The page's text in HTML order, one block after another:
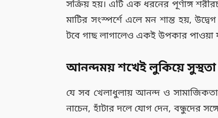
সক্রিয় হয়। এটি এক ধরনের পূর্ণাঙ্গ
মাটির সংস্পর্শে এলে মন শান্ত হয়,
টবে গাছ লাগালেও একই উপকার পাওয়া
আনন্দময় শখেই লুকিয়ে সুস্থতা
যে সব খেলাধুলায় আনন্দ ও
নাচেন, হাঁটার দলে যোগ দেন, বন্ধুদের